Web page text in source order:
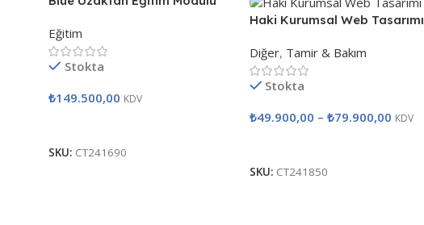
Eğitim
Stokta
₺149.500,00 KDV
SKU: CT241690
Haki Kurumsal Web Tasarımı
Diğer, Tamir & Bakım
Stokta
₺49.900,00 – ₺79.900,00 KDV
SKU: CT241850